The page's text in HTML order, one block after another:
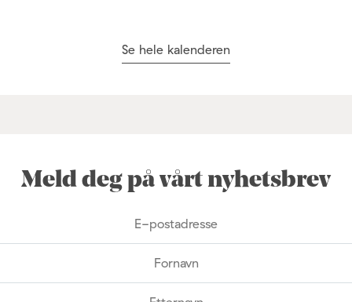
Se hele kalenderen
Meld deg på vårt nyhetsbrev